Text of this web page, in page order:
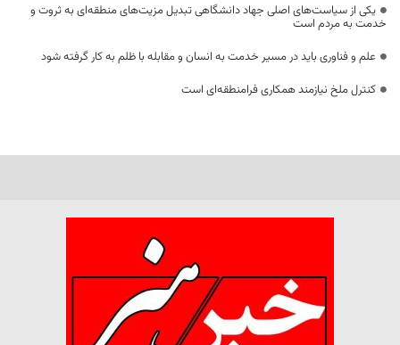
یکی از سیاست‌های اصلی جهاد دانشگاهی تبدیل مزیت‌های منطقه‌ای به ثروت و
خدمت به مردم است
علم و فناوری باید در مسیر خدمت به انسان و مقابله با ظلم به کار گرفته شود
کنترل ملخ نیازمند همکاری فرامنطقه‌ای است